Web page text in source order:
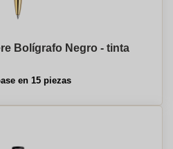
Bolígrafo Negro - tinta
en 15 piezas